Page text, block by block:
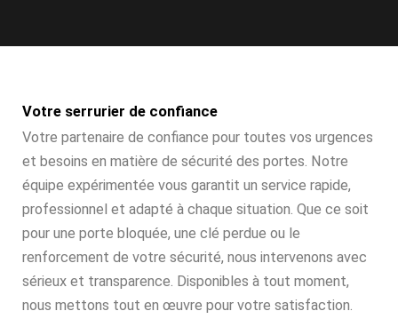
Votre serrurier de confiance
Votre partenaire de confiance pour toutes vos urgences
et besoins en matière de sécurité des portes. Notre
équipe expérimentée vous garantit un service rapide,
professionnel et adapté à chaque situation. Que ce soit
pour une porte bloquée, une clé perdue ou le
renforcement de votre sécurité, nous intervenons avec
sérieux et transparence. Disponibles à tout moment,
nous mettons tout en œuvre pour votre satisfaction.